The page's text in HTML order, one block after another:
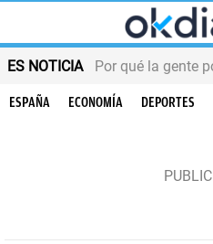
ES NOTICIA
ESPAÑA ECONOMÍA DEPORTES